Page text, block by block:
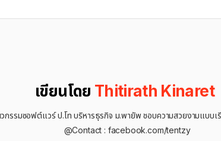
เขียนโดย Thitirath Kinaret
กรรมซอฟต์แวร์ ป.โท บริหารธุรกิจ ม.พายัพ ชอบความสวยงามแบบ
@Contact : facebook.com/tentzy